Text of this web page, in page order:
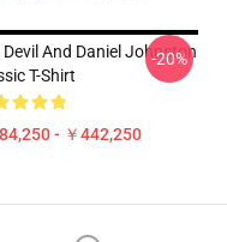
Devil And Daniel Johnston
T-Shirt
- ￥442,250
-20%